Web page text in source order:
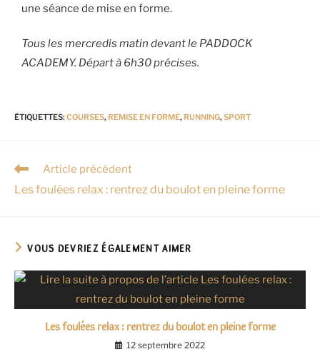
une séance de mise en forme.
Tous les mercredis matin devant le PADDOCK
ACADEMY. Départ à 6h30 précises.
ÉTIQUETTES: COURSES, REMISE EN FORME, RUNNING, SPORT
Article précédent
Les foulées relax : rentrez du boulot en pleine forme
VOUS DEVRIEZ ÉGALEMENT AIMER
Les foulées relax : rentrez du boulot en pleine forme
12 septembre 2022